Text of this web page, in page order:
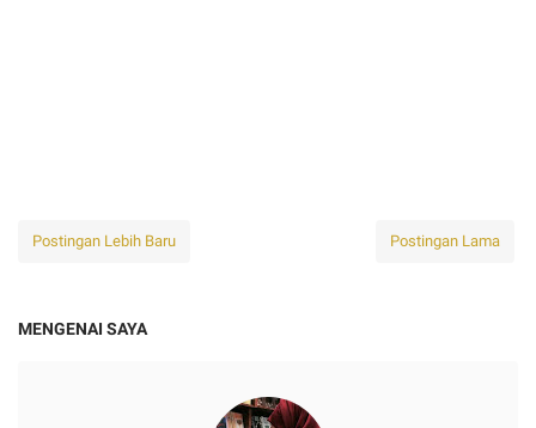
Postingan Lebih Baru Postingan Lama
MENGENAI SAYA